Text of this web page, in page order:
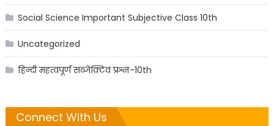
Social Science Important Subjective Class 10th
Uncategorized
हिन्दी महत्वपूर्ण सब्जेक्टिव प्रश्न-10th
Connect With Us